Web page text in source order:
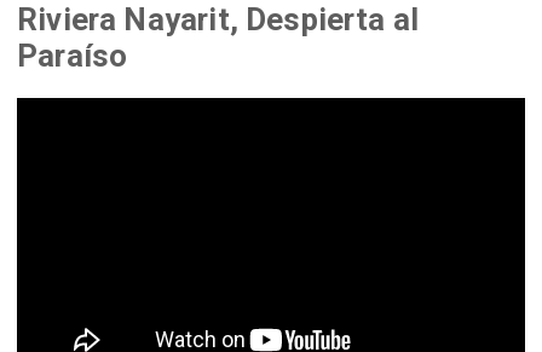
Riviera Nayarit, Despierta al
Paraíso